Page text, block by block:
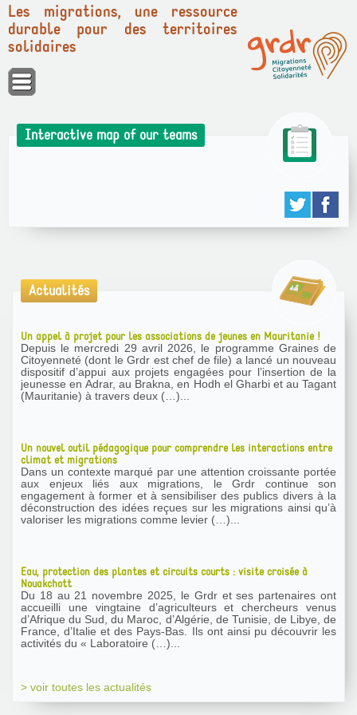
Cookies management panel
Les migrations, une ressource
durable pour des territoires
solidaires
Interactive map of our teams
Actualités
Un appel à projet pour les associations de jeunes en Mauritanie !
Depuis le mercredi 29 avril 2026, le programme Graines de
Citoyenneté (dont le Grdr est chef de file) a lancé un nouveau
dispositif d’appui aux projets engagées pour l’insertion de la
jeunesse en Adrar, au Brakna, en Hodh el Gharbi et au Tagant
(Mauritanie) à travers deux (…)...
Un nouvel outil pédagogique pour comprendre les interactions entre
climat et migrations
Dans un contexte marqué par une attention croissante portée
aux enjeux liés aux migrations, le Grdr continue son
engagement à former et à sensibiliser des publics divers à la
déconstruction des idées reçues sur les migrations ainsi qu’à
valoriser les migrations comme levier (…)...
Eau, protection des plantes et circuits courts : visite croisée à
Nouakchott
Du 18 au 21 novembre 2025, le Grdr et ses partenaires ont
accueilli une vingtaine d’agriculteurs et chercheurs venus
d’Afrique du Sud, du Maroc, d’Algérie, de Tunisie, de Libye, de
France, d’Italie et des Pays-Bas. Ils ont ainsi pu découvrir les
activités du « Laboratoire (…)...
> voir toutes les actualités